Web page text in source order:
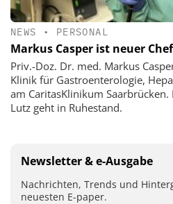
NEWS • PERSONAL
Markus Casper ist neuer
Priv.-Doz. Dr. med. Markus
Klinik für Gastroenterologie,
am CaritasKlinikum
Lutz geht in Ruhestand.
Newsletter & e-Ausgabe
Nachrichten, Trends und
neuesten E-paper.